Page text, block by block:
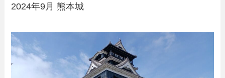
2024年9月 熊本城